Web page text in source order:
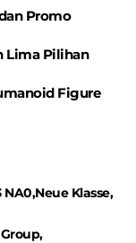
Promo
Lima Pilihan
Figure
NA0 Neue Klasse